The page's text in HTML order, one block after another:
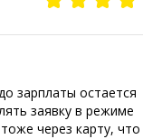
зарплаты остается
заявку в режиме
через карту, что